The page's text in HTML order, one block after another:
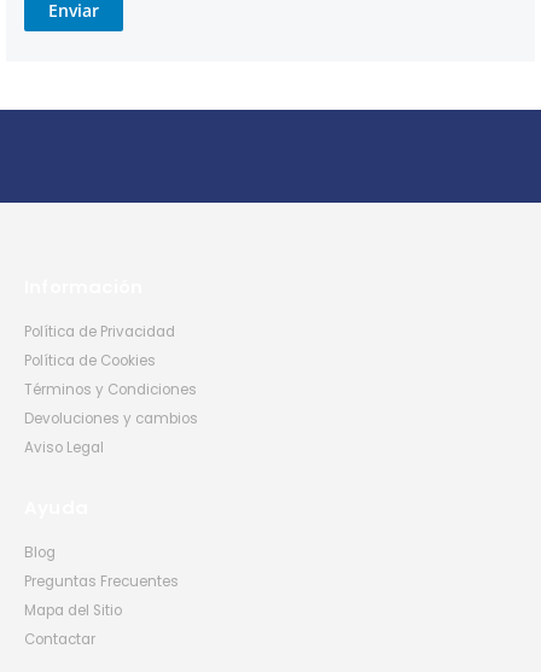
Enviar
Política de Privacidad
Política de Cookies
Términos y Condiciones
Devoluciones y cambios
Aviso Legal
Blog
Preguntas Frecuentes
Mapa del Sitio
Contactar